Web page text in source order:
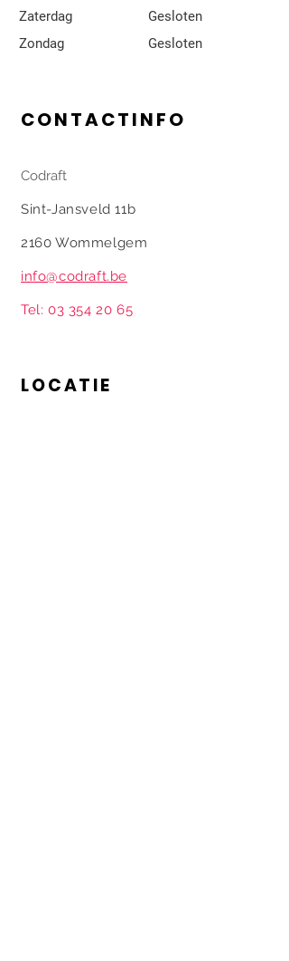
Zaterdag
Zondag
Gesloten
Gesloten
CONTACTINFO
Codraft
Sint-Jansveld 11b
2160 Wommelgem
info@codraft.be
Tel: 03 354 20 65
LOCATIE